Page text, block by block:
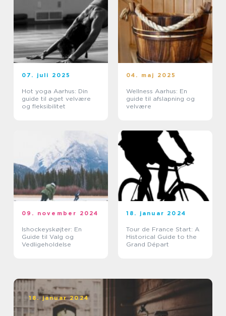
07. juli 2025
Hot yoga Aarhus: Din
guide til øget velvære
og fleksibilitet
04. maj 2025
Wellness Aarhus: En
guide til afslapning og
velvære
09. november 2024
Ishockeyskøjter: En
Guide til Valg og
Vedligeholdelse
18. januar 2024
Tour de France Start: A
Historical Guide to the
Grand Départ
18. januar 2024